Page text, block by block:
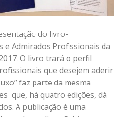
do livro-
e Admirados Profissionais da
O livro trará o perfil
que desejem aderir
faz parte da mesma
que, há quatro edições, dá
A publicação é uma